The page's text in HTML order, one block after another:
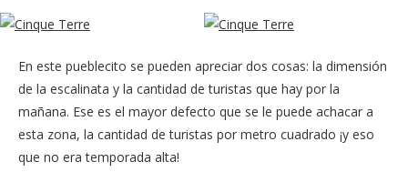
En este pueblecito se pueden apreciar dos cosas: la dimensión
de la escalinata y la cantidad de turistas que hay por la
mañana. Ese es el mayor defecto que se le puede achacar a
esta zona, la cantidad de turistas por metro cuadrado ¡y eso
que no era temporada alta!